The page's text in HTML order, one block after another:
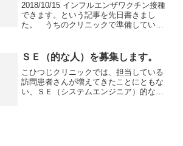
2018/10/15 インフルエンザワクチン接種
できます。という記事を先日書きまし
た。 うちのクリニックで準備していた
のですが、いつ入荷できるかわからない
と言われてしま...
ＳＥ（的な人）を募集します。
こひつじクリニックでは、担当している
訪問患者さんが増えてきたことにともな
い、ＳＥ（システムエンジニア）的な人